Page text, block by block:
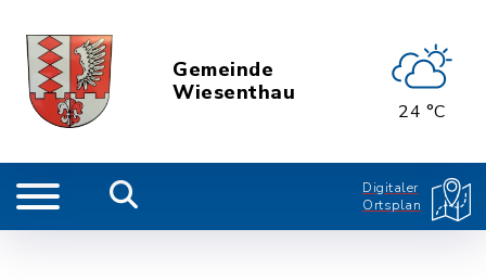
Gemeinde
Wiesenthau
24 °C
Digitaler
Ortsplan